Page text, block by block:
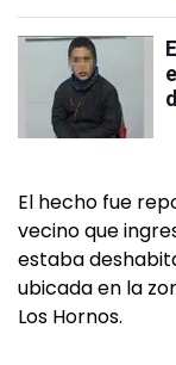
El hecho fue
vecino que
estaba
ubicada en la
Los Hornos.